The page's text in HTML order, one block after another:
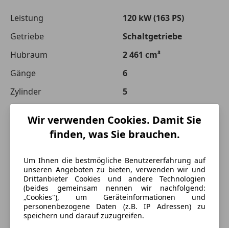
Leistung
120 kW (163 PS)
Getriebe
Schaltgetriebe
Hubraum
2 461 cm³
Gänge
6
Zylinder
5
Wir verwenden Cookies. Damit Sie
finden, was Sie brauchen.
Um Ihnen die bestmögliche Benutzererfahrung auf
unseren Angeboten zu bieten, verwenden wir und
Drittanbieter Cookies und andere Technologien
(beides gemeinsam nennen wir nachfolgend:
„Cookies"), um Geräteinformationen und
personenbezogene Daten (z.B. IP Adressen) zu
speichern und darauf zuzugreifen.